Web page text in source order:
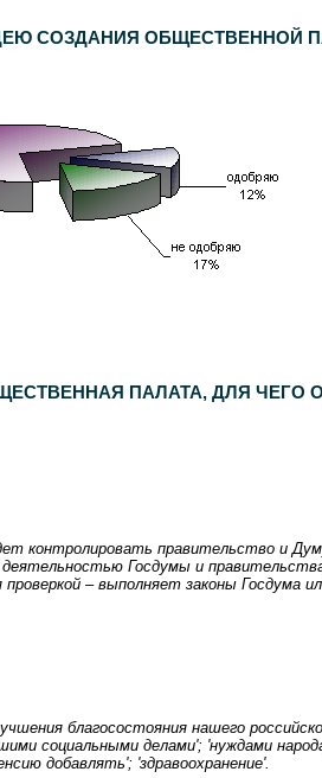
СОЗДАНИЯ ОБЩЕСТВЕННОЙ
ПАЛАТА, ДЛЯ ЧЕГО
контролировать правительство и
Госдумы и
– выполняет законы Госдума
благосостояния нашего
социальными делами'; 'нуждами
добавлять'; 'здравоохранение'.